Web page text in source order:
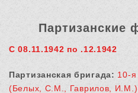
Партизанские
С 08.11.1942 по .12.1942
Партизанская бригада: 10-я
(Белых, С.М., Гаврилов, И.М.)